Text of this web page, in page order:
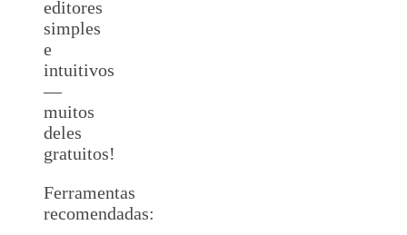
editores
simples
e
intuitivos
—
muitos
deles
gratuitos!
Ferramentas
recomendadas: